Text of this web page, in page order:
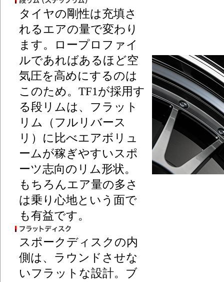
タイヤの剛性は充填さ
れるエアの量で変わり
ます。ロープロファイ
ルであればあるほど空
気圧を高めにするのは
このため。TF1が採用す
る段リムは、フラット
リム（フルリバース
リ）に比べエアボリュ
ームが稼ぎやすいスポ
ーツ志向のリム形状。
もちろんエア量の多さ
は乗り心地という面で
も有益です。
スポークディスクの内
側は、ラウンドさせな
いフラットな設計。ブ